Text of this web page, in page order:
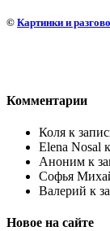
© Картинки и
Комментарии
Коля к
Elena Nosal
Аноним к
Софья
Валерий к
Новое на сайте